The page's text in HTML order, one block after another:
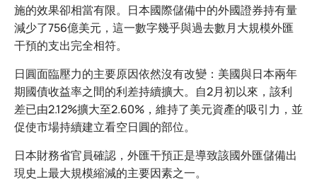
施的效果卻相當有限。日本國際儲備中的外國證券持有量
減少了756億美元，這一數字幾乎與過去數月大規模外匯
干預的支出完全相符。
日圓面臨壓力的主要原因依然沒有改變：美國與日本兩年
期國債收益率之間的利差持續擴大。自2月初以來，該利
差已由2.12%擴大至2.60%，維持了美元資產的吸引力，並
促使市場持續建立看空日圓的部位。
日本財務省官員確認，外匯干預正是導致該國外匯儲備出
現史上最大規模縮減的主要因素之一。